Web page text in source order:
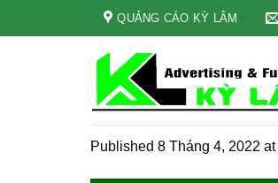
QUẢNG CÁO KỲ LÂM
Published 8 Tháng 4, 2022 at